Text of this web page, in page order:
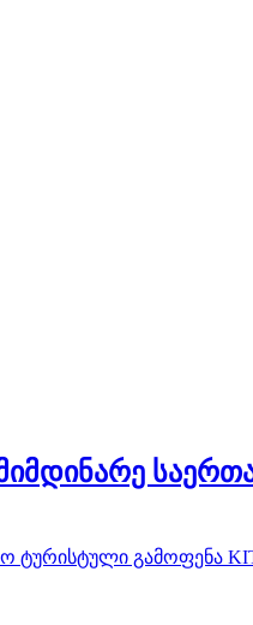
ტურისტული გამოფენა